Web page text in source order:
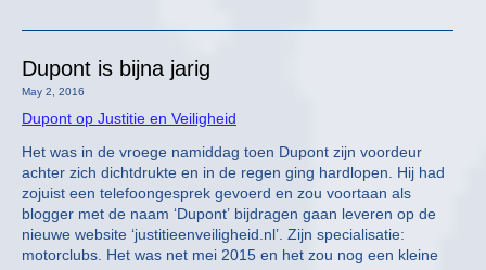
Dupont is bijna jarig
May 2, 2016
Dupont op Justitie en Veiligheid
Het was in de vroege namiddag toen Dupont zijn voordeur
achter zich dichtdrukte en in de regen ging hardlopen. Hij had
zojuist een telefoongesprek gevoerd en zou voortaan als
blogger met de naam ‘Dupont’ bijdragen gaan leveren op de
nieuwe website ‘justitieenveiligheid.nl’. Zijn specialisatie:
motorclubs. Het was net mei 2015 en het zou nog een kleine